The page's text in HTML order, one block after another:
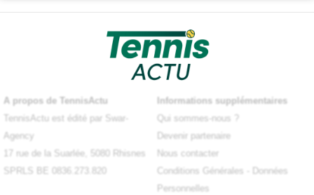
A propos de TennisActu
TennisActu est édité par Swar-
Agency
17 rue de la Suarlée, 5080 Rhisnes
SPRLS BE 0836.273.820
Informations supplémentaires
Qui sommes-nous ?
Devenir partenaire
Nous contacter
Conditions Générales
Données
Personnelles